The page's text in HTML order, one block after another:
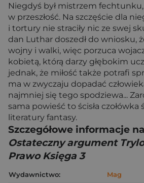
Niegdyś był mistrzem
w przeszłość. Na szczęście dla
i tortury nie straciły nic ze swej
dan Luthar doszedł do wniosku,
wojny i walki, więc porzuca
kobietą, którą darzy głębokim
jednak, że miłość także potrafi
ma w zwyczaju dopadać
najmniej się tego spodziewa...
sama powieść to ścisła czołówka
literatury fantasy.
Szczegółowe informacje
Ostateczny argument
Prawo Księga 3
Wydawnictwo:
Mag